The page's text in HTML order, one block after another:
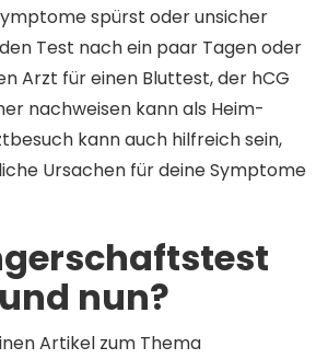
spürst oder unsicher
Test nach ein paar Tagen oder
Arzt für einen Bluttest, der hCG
nachweisen kann als Heim-
kann auch hilfreich sein,
Ursachen für deine Symptome
nun?
Artikel zum Thema